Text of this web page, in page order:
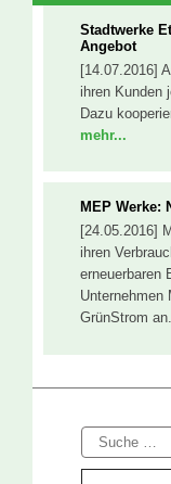
Stadtwerke
Angebot
[14.07.2016]
ihren Kunden
Dazu
mehr...
MEP Werke:
[24.05.2016]
ihren
erneuerbaren
Unternehmen
GrünStrom an.
Suche